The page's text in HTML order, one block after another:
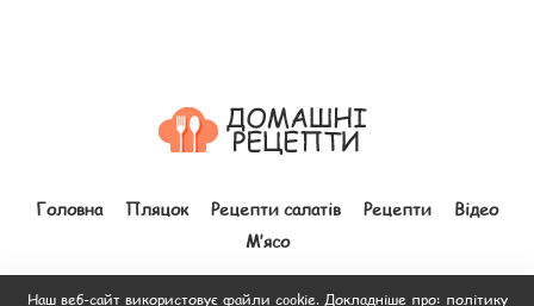
Головна Пляцок Рецепти салатів Рецепти
Відео
М’ясо
Наш веб-сайт використовує файли cookie. Докладніше про: політику